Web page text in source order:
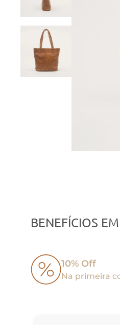
BENEFÍCIOS
10% Off
Na primeira